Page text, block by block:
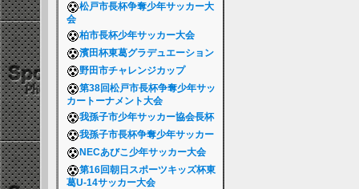
松戸市長杯争奪少年サッカー大
会
柏市長杯少年サッカー大会
濱田杯東葛グラデュエーション
野田市チャレンジカップ
第38回松戸市長杯争奪少年サッ
カートーナメント大会
我孫子市少年サッカー協会長杯
我孫子市長杯争奪少年サッカー
NECあびこ少年サッカー大会
第16回朝日スポーツキッズ杯東
葛U-14サッカー大会